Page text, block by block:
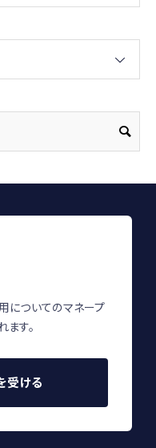
についてのマネープ
す。
受ける